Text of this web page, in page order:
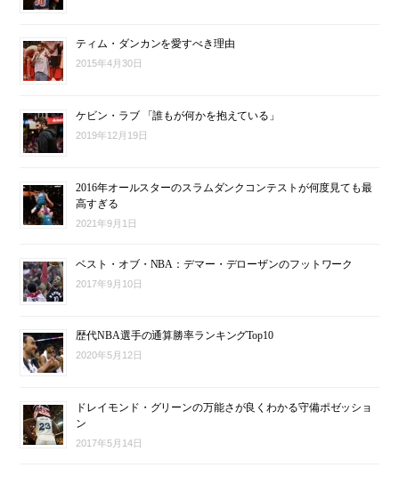
ティム・ダンカンを愛すべき理由
2015年4月30日
ケビン・ラブ 「誰もが何かを抱えている」
2019年12月19日
2016年オールスターのスラムダンクコンテストが何度見ても最
高すぎる
2021年9月1日
ベスト・オブ・NBA：デマー・デローザンのフットワーク
2017年9月10日
歴代NBA選手の通算勝率ランキングTop10
2020年5月12日
ドレイモンド・グリーンの万能さが良くわかる守備ポゼッショ
ン
2017年5月14日